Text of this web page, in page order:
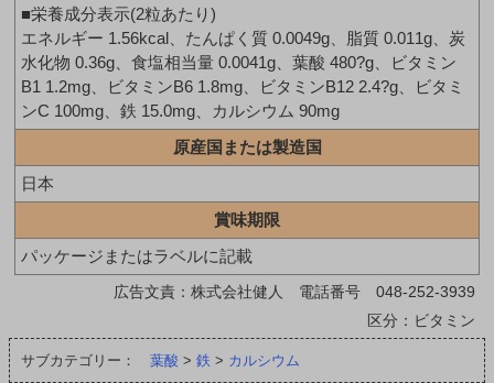
■栄養成分表示(2粒あたり)
エネルギー 1.56kcal、たんぱく質 0.0049g、脂質 0.011g、炭
水化物 0.36g、食塩相当量 0.0041g、葉酸 480?g、ビタミン
B1 1.2mg、ビタミンB6 1.8mg、ビタミンB12 2.4?g、ビタミ
ンC 100mg、鉄 15.0mg、カルシウム 90mg
原産国または製造国
日本
賞味期限
パッケージまたはラベルに記載
広告文責：株式会社健人 電話番号 048-252-3939
区分：ビタミン
サブカテゴリー： 葉酸 > 鉄 > カルシウム